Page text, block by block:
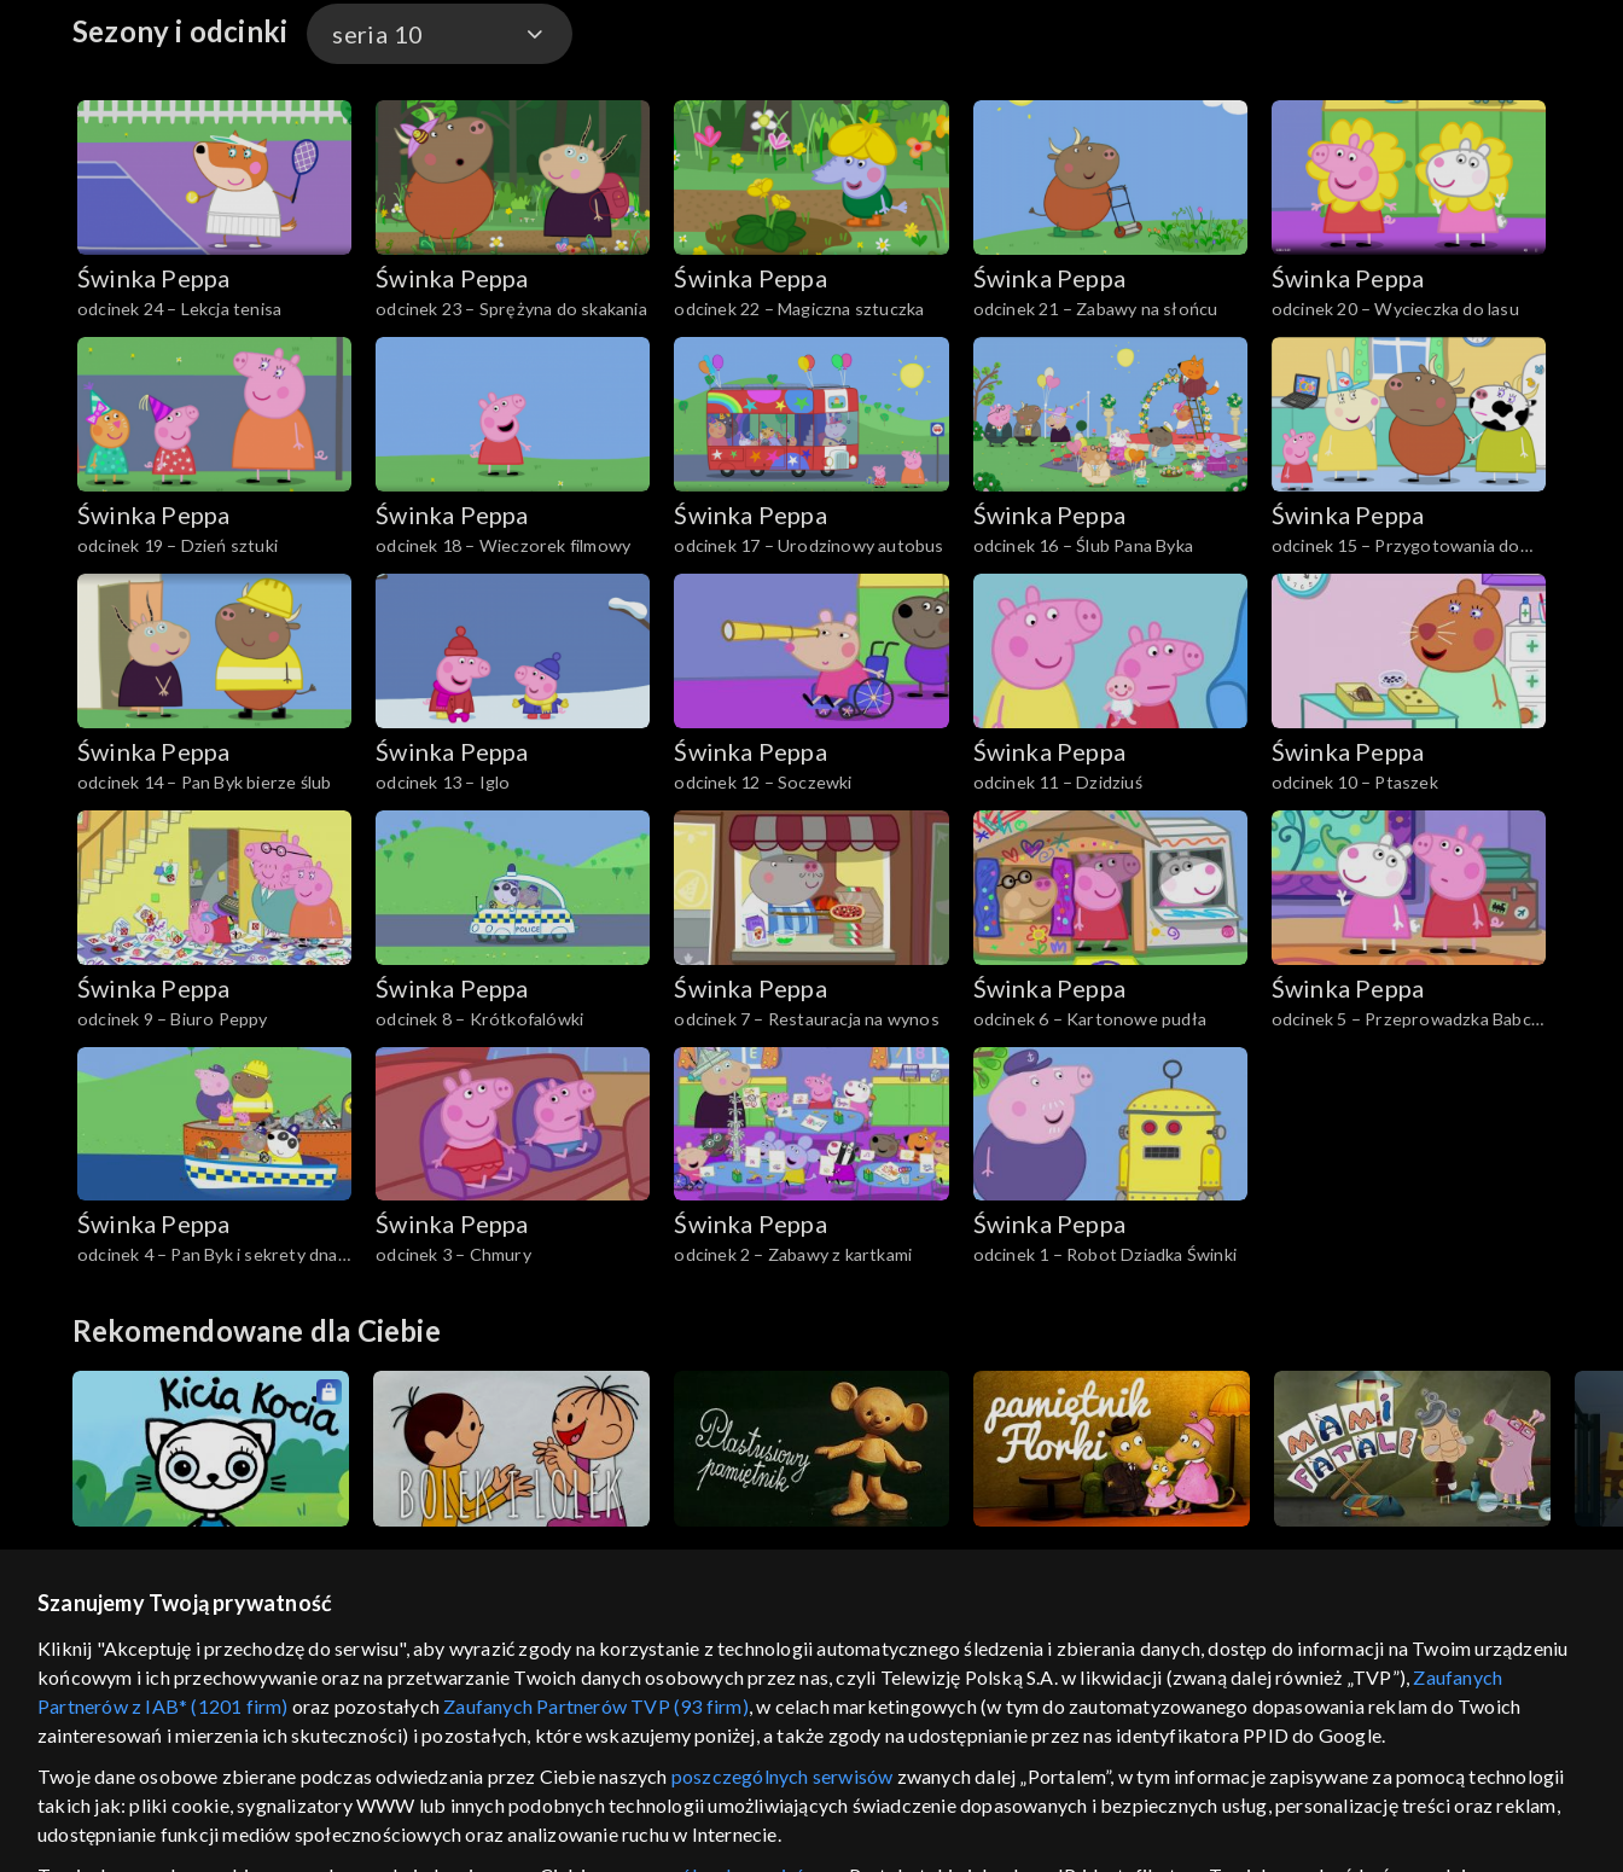
Sezony i odcinki seria 10
seria 10
seria 8
seria 7
seria 6
seria 4
Świnka Peppa
odcinek 24 – Lekcja tenisa
Świnka Peppa
odcinek 23 – Sprężyna do skakania
Świnka Peppa
odcinek 22 – Magiczna sztuczka
Świnka Peppa
odcinek 21 – Zabawy na słońcu
Świnka Peppa
odcinek 20 – Wycieczka do lasu
Świnka Peppa
odcinek 19 – Dzień sztuki
Świnka Peppa
odcinek 18 – Wieczorek filmowy
Świnka Peppa
odcinek 17 – Urodzinowy autobus
Świnka Peppa
odcinek 16 – Ślub Pana Byka
Świnka Peppa
odcinek 15 – Przygotowania do
ślubu Pana Byka
Świnka Peppa
odcinek 14 – Pan Byk bierze ślub
Świnka Peppa
odcinek 13 – Iglo
Świnka Peppa
odcinek 12 – Soczewki
Świnka Peppa
odcinek 11 – Dzidziuś
Świnka Peppa
odcinek 10 – Ptaszek
Świnka Peppa
odcinek 9 – Biuro Peppy
Świnka Peppa
odcinek 8 – Krótkofalówki
Świnka Peppa
odcinek 7 – Restauracja na wynos
Świnka Peppa
odcinek 6 – Kartonowe pudła
Świnka Peppa
odcinek 5 – Przeprowadzka Babci
Świnka Peppa
odcinek 4 – Pan Byk i sekrety dna
Świnka Peppa
odcinek 3 – Chmury
Świnka Peppa
odcinek 2 – Zabawy z kartkami
Świnka Peppa
odcinek 1 – Robot Dziadka Świnki
Rekomendowane dla Ciebie
GEOLOKALIZACJA
ŁĄCZYSZ SIĘ SPOZA POLSKI
Kraj, z którego się łączysz, to Stany Zjednoczone ,
w związku z czym część tytułów na platformie TVP
regulamin serwisu cennik polityka prywatności moje zgody pomoc kontakt voucher dostępność informacje o dostawcy usług
Szanujemy Twoją prywatność
Kliknij "Akceptuję i przechodzę do serwisu", aby wyrazić zgody na korzystanie z technologii automatycznego śledzenia i zbierania danych, dostęp do informacji na Twoim urządzeniu
końcowym i ich przechowywanie oraz na przetwarzanie Twoich danych osobowych przez nas, czyli Telewizję Polską S.A. w likwidacji (zwaną dalej również „TVP”), Zaufanych
Partnerów z IAB* (1201 firm) oraz pozostałych Zaufanych Partnerów TVP (93 firm), w celach marketingowych (w tym do zautomatyzowanego dopasowania reklam do Twoich
zainteresowań i mierzenia ich skuteczności) i pozostałych, które wskazujemy poniżej, a także zgody na udostępnianie przez nas identyfikatora PPID do Google.
Twoje dane osobowe zbierane podczas odwiedzania przez Ciebie naszych poszczególnych serwisów zwanych dalej „Portalem”, w tym informacje zapisywane za pomocą technologii
takich jak: pliki cookie, sygnalizatory WWW lub innych podobnych technologii umożliwiających świadczenie dopasowanych i bezpiecznych usług, personalizację treści oraz reklam,
udostępnianie funkcji mediów społecznościowych oraz analizowanie ruchu w Internecie.